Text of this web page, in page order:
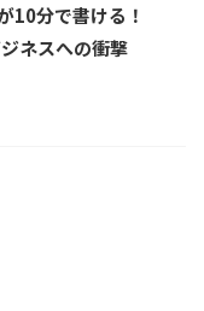
10分で書ける！
ネスへの衝撃